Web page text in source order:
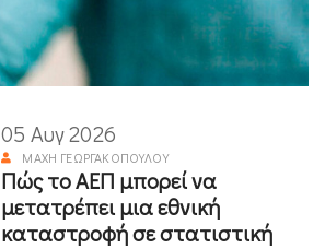
05 Αυγ 2026
ΜΆΧΗ ΓΕΩΡΓΑΚΟΠΟΎΛΟΥ
Πώς το ΑΕΠ μπορεί να
μετατρέπει μια εθνική
καταστροφή σε στατιστική